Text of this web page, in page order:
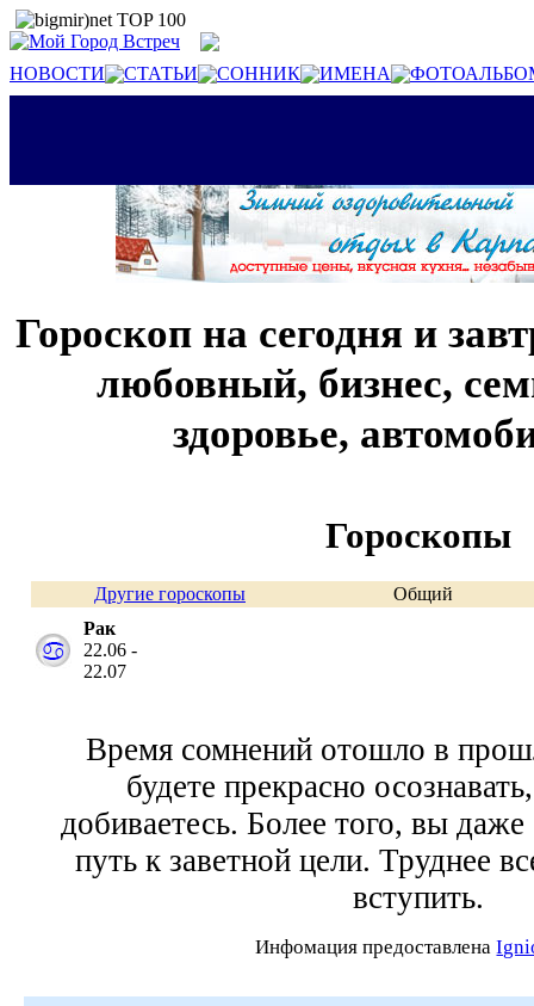
НОВОСТИ СТАТЬИ СОННИК ИМЕНА
Гороскоп на сегодня и
любовный, бизнес,
здоровье,
Гороскопы
Другие гороскопы
Общий
Рак
22.06 -
22.07
Время сомнений отошло в
будете прекрасно
добиваетесь. Более того, вы даже
путь к заветной цели. Труднее
вступить.
Инфомация предоставлена